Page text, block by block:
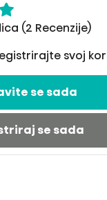
(2 Recenzije)
svoj
se sada
se sada